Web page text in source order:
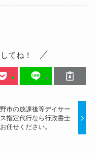
てね！
市の放課後等デイサー
指定代行なら行政書士
任せください。